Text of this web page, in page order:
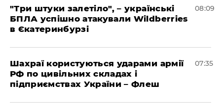
"Три штуки залетіло", – українські
БПЛА успішно атакували Wildberries
в Єкатеринбурзі
08:09
Шахраї користуються ударами армії
РФ по цивільних складах і
підприємствах України – Флеш
07:35